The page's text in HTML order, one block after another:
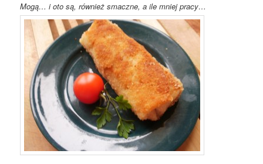
Mogą… i oto są, również smaczne, a ile mniej pracy…